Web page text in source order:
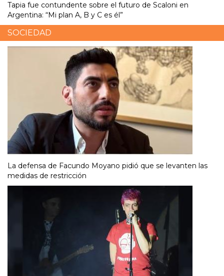
Tapia fue contundente sobre el futuro de Scaloni en
Argentina: “Mi plan A, B y C es él”
SOCIEDAD
La defensa de Facundo Moyano pidió que se levanten las
medidas de restricción